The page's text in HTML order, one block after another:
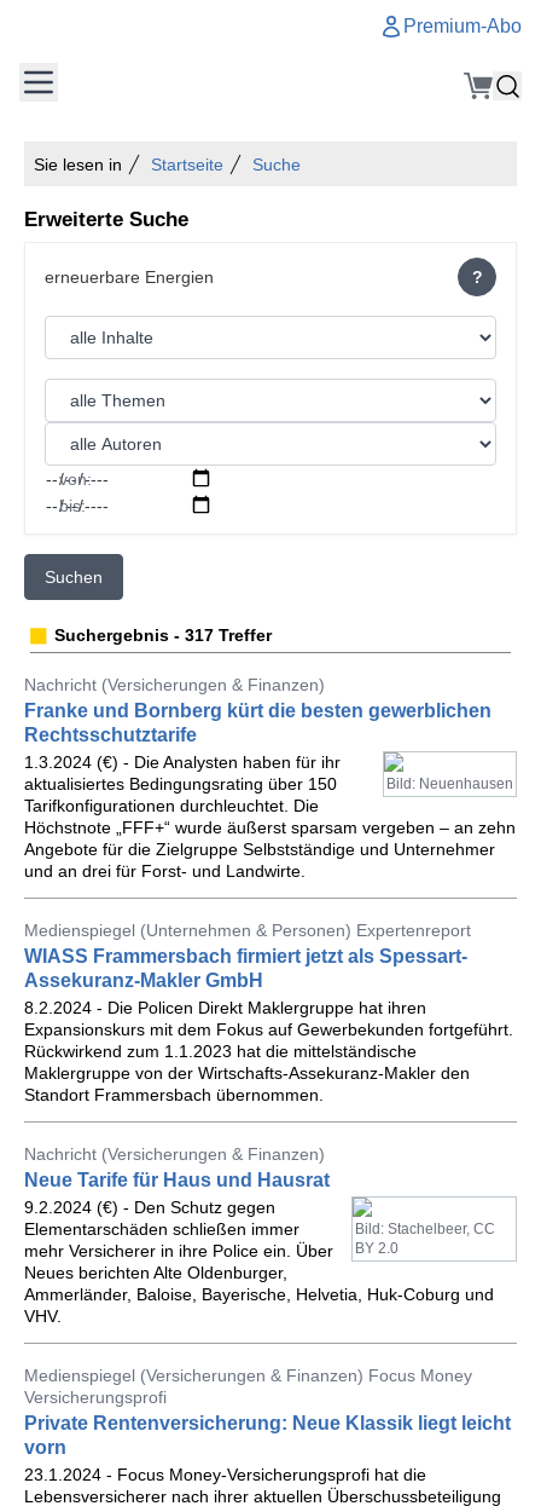
Premium-Abo
Sie lesen in Startseite Suche
Erweiterte Suche
?
von:
bis:
Suchen
Suchergebnis - 317 Treffer
Nachricht (Versicherungen & Finanzen)
Franke und Bornberg kürt die besten gewerblichen
Rechtsschutztarife
Bild: Neuenhausen
1.3.2024 (€) - Die Analysten haben für ihr
aktualisiertes Bedingungsrating über 150
Tarifkonfigurationen durchleuchtet. Die
Höchstnote „FFF+“ wurde äußerst sparsam vergeben – an zehn
Angebote für die Zielgruppe Selbstständige und Unternehmer
und an drei für Forst- und Landwirte.
Medienspiegel (Unternehmen & Personen) Expertenreport
WIASS Frammersbach firmiert jetzt als Spessart-
Assekuranz-Makler GmbH
8.2.2024 - Die Policen Direkt Maklergruppe hat ihren
Expansionskurs mit dem Fokus auf Gewerbekunden fortgeführt.
Rückwirkend zum 1.1.2023 hat die mittelständische
Maklergruppe von der Wirtschafts-Assekuranz-Makler den
Standort Frammersbach übernommen.
Nachricht (Versicherungen & Finanzen)
Neue Tarife für Haus und Hausrat
Bild: Stachelbeer, CC
BY 2.0
9.2.2024 (€) - Den Schutz gegen
Elementarschäden schließen immer
mehr Versicherer in ihre Police ein. Über
Neues berichten Alte Oldenburger,
Ammerländer, Baloise, Bayerische, Helvetia, Huk-Coburg und
VHV.
Medienspiegel (Versicherungen & Finanzen) Focus Money
Versicherungsprofi
Private Rentenversicherung: Neue Klassik liegt leicht
vorn
23.1.2024 - Focus Money-Versicherungsprofi hat die
Lebensversicherer nach ihrer aktuellen Überschussbeteiligung